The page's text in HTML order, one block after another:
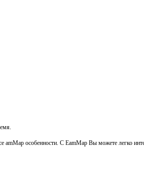
amMap особенности. С EamMap Вы можете легко